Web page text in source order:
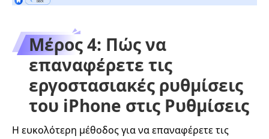
Μέρος 4: Πώς να
επαναφέρετε τις
εργοστασιακές ρυθμίσεις
του iPhone στις Ρυθμίσεις
Η ευκολότερη μέθοδος για να επαναφέρετε τις